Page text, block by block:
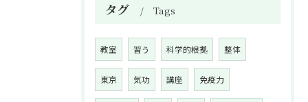
タグ Tags
教室 習う 科学的根拠 整体
東京 気功 講座 免疫力